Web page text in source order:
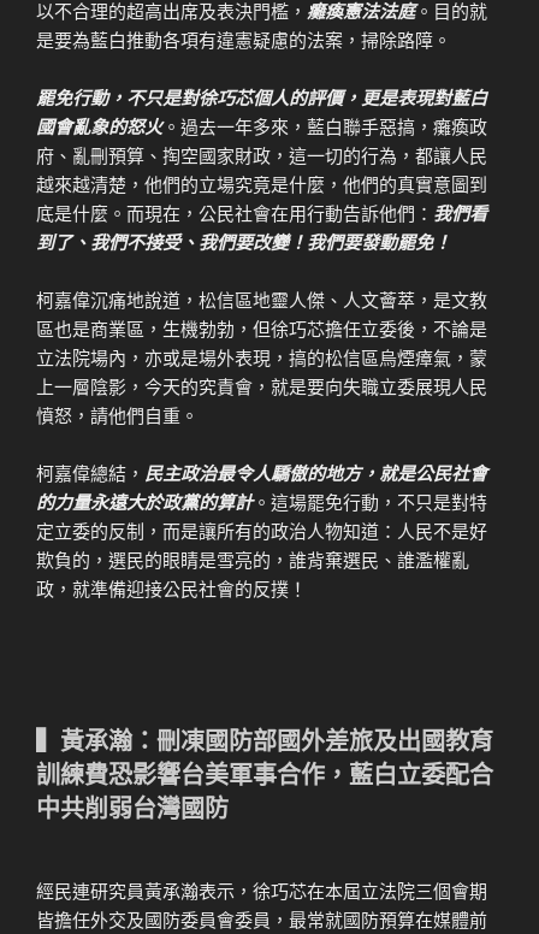
以不合理的超高出席及表決門檻， 癱瘓憲法法庭。目的就
是要為藍白推動各項有違憲疑慮的法案，掃除路障。
罷免行動，不只是對徐巧芯個人的評價，更是表現對藍白
國會亂象的怒火。過去一年多來，藍白聯手惡搞，癱瘓政
府、亂刪預算、掏空國家財政，這一切的行為，都讓人民
越來越清楚，他們的立場究竟是什麼，他們的真實意圖到
底是什麼。而現在，公民社會在用行動告訴他們： 我們看
到了、我們不接受、我們要改變！我們要發動罷免！
柯嘉偉沉痛地說道，松信區地靈人傑、人文薈萃，是文教
區也是商業區，生機勃勃，但徐巧芯擔任立委後，不論是
立法院場內，亦或是場外表現，搞的松信區烏煙瘴氣，蒙
上一層陰影，今天的究責會，就是要向失職立委展現人民
憤怒，請他們自重。
柯嘉偉總結， 民主政治最令人驕傲的地方，就是公民社會
的力量永遠大於政黨的算計。這場罷免行動，不只是對特
定立委的反制，而是讓所有的政治人物知道：人民不是好
欺負的，選民的眼睛是雪亮的，誰背棄選民、誰濫權亂
政，就準備迎接公民社會的反撲！
▍黃承瀚：刪凍國防部國外差旅及出國教育
訓練費恐影響台美軍事合作，藍白立委配合
中共削弱台灣國防
經民連研究員黃承瀚表示，徐巧芯在本屆立法院三個會期
皆擔任外交及國防委員會委員，最常就國防預算在媒體前